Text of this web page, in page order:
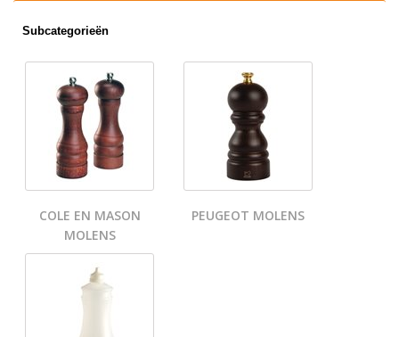
Subcategorieën
COLE EN MASON
MOLENS
PEUGEOT MOLENS